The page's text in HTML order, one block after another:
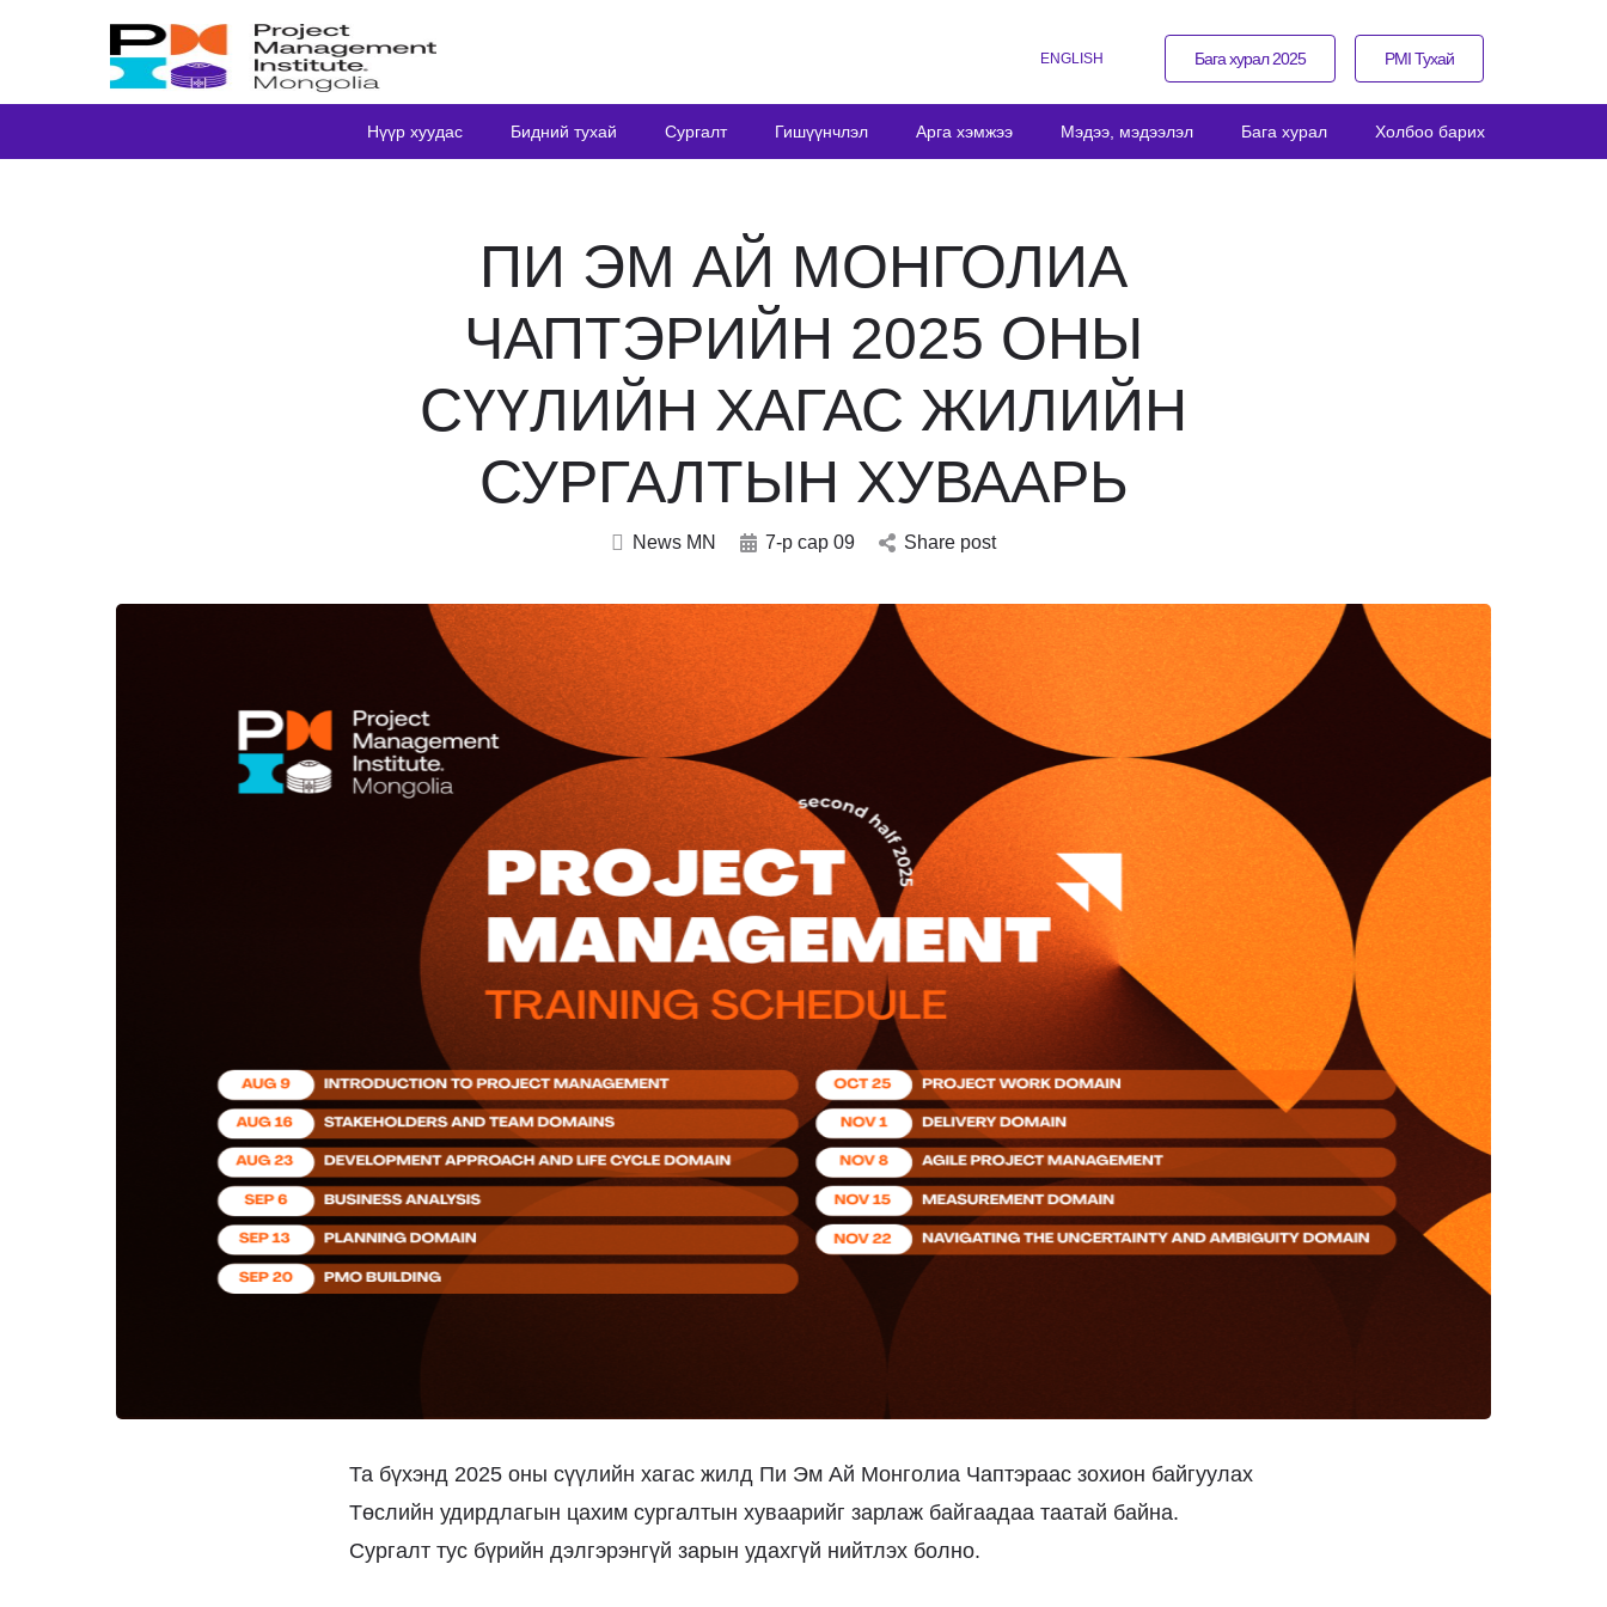
ENGLISH Бага хурал 2025 PMI Тухай
Нүүр хуудас Бидний тухай Сургалт Гишүүнчлэл Арга хэмжээ Мэдээ, мэдээлэл Бага хурал Холбоо барих
ПИ ЭМ АЙ МОНГОЛИА
ЧАПТЭРИЙН 2025 ОНЫ
СҮҮЛИЙН ХАГАС ЖИЛИЙН
СУРГАЛТЫН ХУВААРЬ
News MN 7-р сар 09 Share post
Та бүхэнд 2025 оны сүүлийн хагас жилд Пи Эм Ай Монголиа Чаптэраас зохион байгуулах
Төслийн удирдлагын цахим сургалтын хуваарийг зарлаж байгаадаа таатай байна.
Сургалт тус бүрийн дэлгэрэнгүй зарын удахгүй нийтлэх болно.